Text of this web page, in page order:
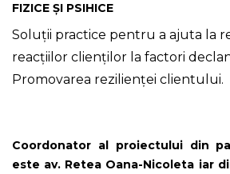
FIZICE ȘI PSIHICE
Soluții practice pentru a ajuta la
reacțiilor clienților la factori
Promovarea rezilienței clientului.
Coordonator al proiectului din
este av. Retea Oana-Nicoleta iar